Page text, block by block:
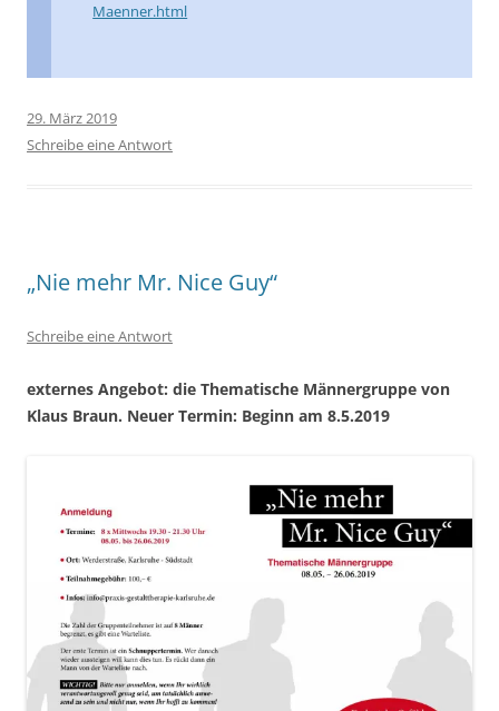
Maenner.html
29. März 2019
Schreibe eine Antwort
„Nie mehr Mr. Nice Guy“
Schreibe eine Antwort
externes Angebot: die Thematische Männergruppe von
Klaus Braun. Neuer Termin: Beginn am 8.5.2019